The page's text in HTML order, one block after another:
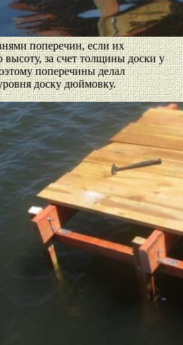
поперечин, если их
высоту, за счет толщины доски у
поперечины делал
доску дюймовку.